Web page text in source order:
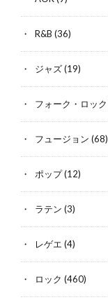
R&B (36)
ジャズ(19)
フォーク・ロック
フュージョン (68)
ポップ(12)
ラテン (3)
レゲエ (4)
ロック (460)